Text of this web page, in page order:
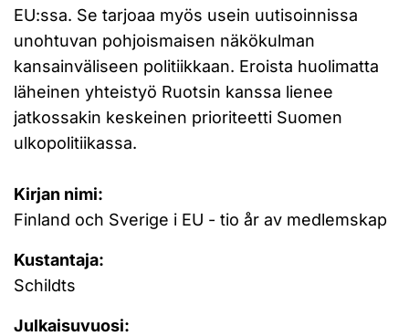
EU:ssa. Se tarjoaa myös usein uutisoinnissa
unohtuvan pohjoismaisen näkökulman
kansainväliseen politiikkaan. Eroista huolimatta
läheinen yhteistyö Ruotsin kanssa lienee
jatkossakin keskeinen prioriteetti Suomen
ulkopolitiikassa.
Kirjan nimi:
Finland och Sverige i EU - tio år av medlemskap
Kustantaja:
Schildts
Julkaisuvuosi: